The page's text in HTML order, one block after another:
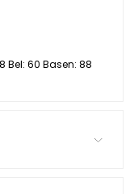
Bel: 60 Basen: 88